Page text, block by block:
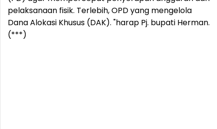
pelaksanaan fisik. Terlebih, OPD yang mengelola
Dana Alokasi Khusus (DAK). "harap Pj. bupati Herman.
(***)